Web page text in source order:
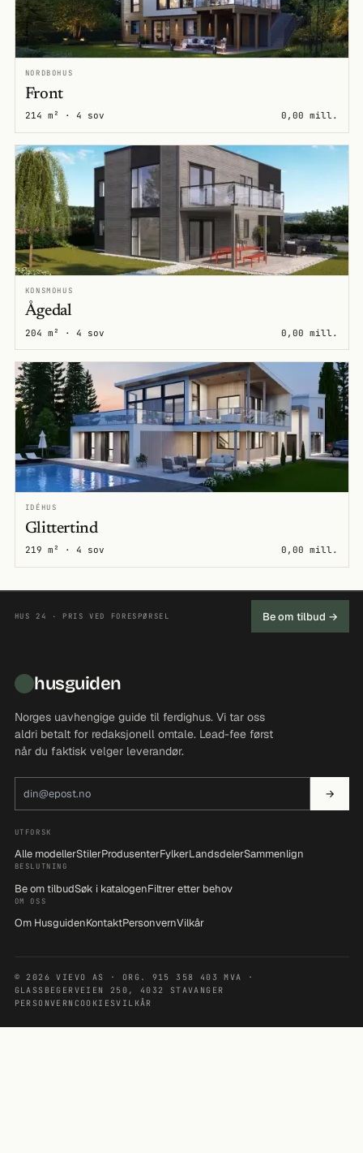
NORDBOHUS
Front
214 m² · 4 sov 0,00 mill.
KONSMOHUS
Ågedal
204 m² · 4 sov 0,00 mill.
IDÉHUS
Glittertind
219 m² · 4 sov 0,00 mill.
HUS 24 · PRIS VED FORESPØRSEL Be om tilbud →
husguiden
Norges uavhengige guide til ferdighus. Vi tar oss
aldri betalt for redaksjonell omtale. Lead-fee først
når du faktisk velger leverandør.
→
UTFORSK
Alle modellerStilerProdusenterFylkerLandsdelerSammenlign
BESLUTNING
Be om tilbudSøk i katalogenFiltrer etter behov
OM OSS
Om HusguidenKontaktPersonvernVilkår
© 2026 VIEVO AS · ORG. 915 358 403 MVA ·
GLASSBEGERVEIEN 250, 4032 STAVANGER
PERSONVERN COOKIESVILKÅR